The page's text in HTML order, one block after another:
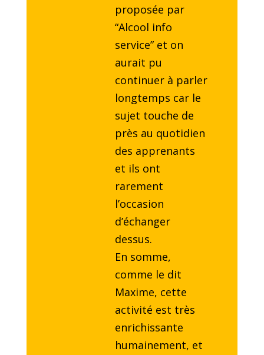
proposée par
“Alcool info
service” et on
aurait pu
continuer à parler
longtemps car le
sujet touche de
près au quotidien
des apprenants
et ils ont
rarement
l’occasion
d’échanger
dessus.
En somme,
comme le dit
Maxime, cette
activité est très
enrichissante
humainement, et